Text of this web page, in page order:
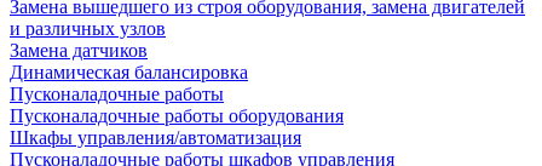
Замена вышедшего из строя оборудования, замена двигателей
и различных узлов
Замена датчиков
Динамическая балансировка
Пусконаладочные работы
Пусконаладочные работы оборудования
Шкафы управления/автоматизация
Пусконаладочные работы шкафов управления